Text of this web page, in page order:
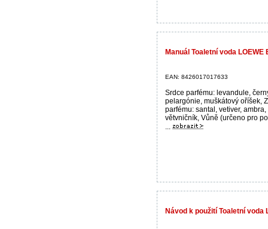
Manuál Toaletní voda LOEWE
EAN: 8426017017633
Srdce parfému: levandule,
pelargónie, muškátový oříšek,
parfému: santal, vetiver, ambra,
větvničník, Vůně (určeno pro
...
Návod k použití Toaletní voda